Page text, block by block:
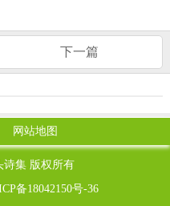
下一篇
网站地图
诗集 版权所有
备18042150号-36